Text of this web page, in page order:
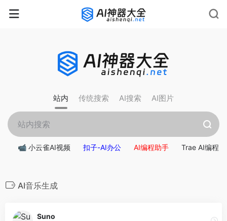
rnrn rnrn rnrn
站内 传统搜索 AI搜索 AI图片
📹 小云雀AI视频 扣子-AI办公 AI编程助手 Trae AI编程
AI音乐生成
Suno